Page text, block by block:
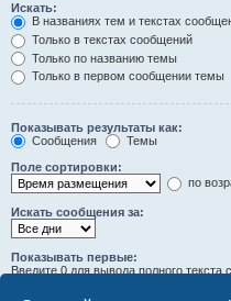
Искать:
В названиях тем и текстах
Только в текстах сообщений
Только по названию темы
Только в первом сообщении темы
Показывать результаты как:
Сообщения
Темы
Поле сортировки:
по
Искать сообщения за:
Показывать первые:
Введите 0 для вывода полного текста